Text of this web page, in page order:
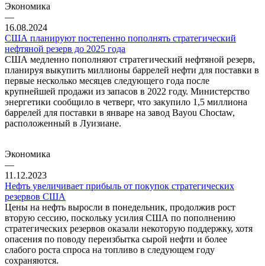
Экономика
—
16.08.2024
США планируют постепенно пополнять стратегический
нефтяной резерв до 2025 года
США медленно пополняют стратегический нефтяной резерв,
планируя выкупить миллионы баррелей нефти для поставки в
первые несколько месяцев следующего года после
крупнейшей продажи из запасов в 2022 году. Министерство
энергетики сообщило в четверг, что закупило 1,5 миллиона
баррелей для поставки в январе на завод Bayou Choctaw,
расположенный в Луизиане.
Экономика
—
11.12.2023
Нефть увеличивает прибыль от покупок стратегических
резервов США
Цены на нефть выросли в понедельник, продолжив рост
вторую сессию, поскольку усилия США по пополнению
стратегических резервов оказали некоторую поддержку, хотя
опасения по поводу переизбытка сырой нефти и более
слабого роста спроса на топливо в следующем году
сохраняются.